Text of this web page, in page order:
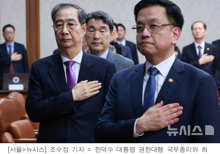
[서울=뉴시스] 조수정 기자 = 한덕수 대통령 권한대행 국무총리와 최